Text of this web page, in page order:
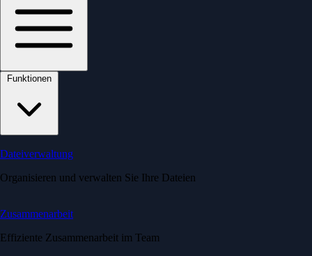
Dateiverwaltung
Organisieren und verwalten Sie Ihre Dateien
Zusammenarbeit
Effiziente Zusammenarbeit im Team